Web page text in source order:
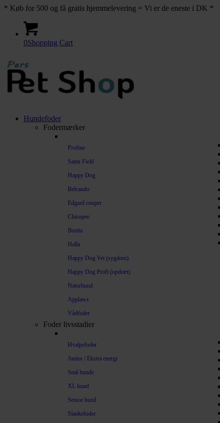
* Køb for 500 og få gratis hjemmelevering = Vi er de eneste i DK *
0Shopping Cart
Hundefoder
Fodermærker
Profine
Sams Field
Happy Dog
Belcando
Edgard cooper
Chicopee
Bozita
Halla
Happy Dog Vet (sygdom)
Happy Dog Profi (opdræt)
Naturhund
Applaws
Vådfoder
Foder livsstadier
Hvalpefoder
Junior / Ekstra energi
Små hunde
XL hund
Senior hund
Slankefoder